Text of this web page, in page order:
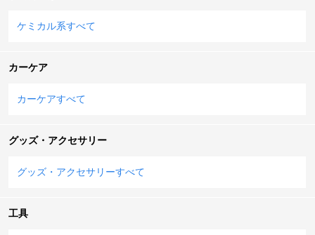
ケミカル系すべて
カーケア
カーケアすべて
グッズ・アクセサリー
グッズ・アクセサリーすべて
工具